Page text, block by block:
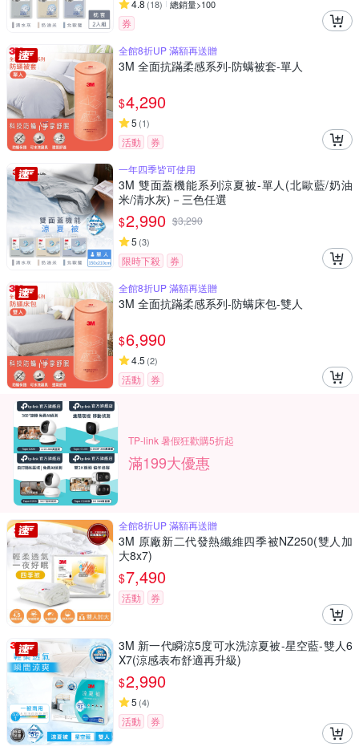
4.8 (18) 總銷量>100
券
全館8折UP 滿額再送贈
3M 全面抗蹣柔感系列-防螨被套-單人
$4,290
5 (1)
活動
券
一年四季皆可使用
3M 雙面蓋機能系列涼夏被-單人(北歐藍/奶油
米/清水灰)－三色任選
$2,990 $3,290
5 (3)
限時下殺
券
全館8折UP 滿額再送贈
3M 全面抗蹣柔感系列-防螨床包-雙人
$6,990
4.5 (2)
活動 券
TP-link 暑假狂歡購5折起
滿199大優惠
全館8折UP 滿額再送贈
3M 原廠新二代發熱纖維四季被NZ250(雙人加
大8x7)
$7,490
活動 券
3M 新一代瞬涼5度可水洗涼夏被-星空藍-雙人6
X7(涼感表布舒適再升級)
$2,990
5 (4)
活動 券